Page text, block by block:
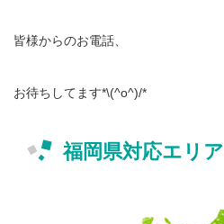
皆様からのお電話、
お待ちしてます*\(^o^)/*
福岡県対応エリア